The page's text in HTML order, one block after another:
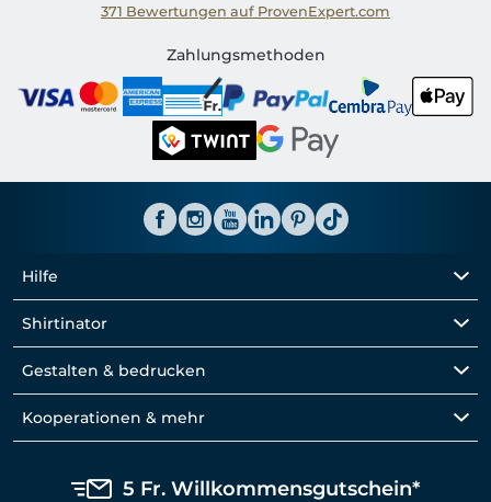
Shirtinator CH
371 Bewertungen auf ProvenExpert.com
Zahlungsmethoden
Hilfe
Shirtinator
Gestalten & bedrucken
Kooperationen & mehr
5 Fr. Willkommensgutschein*